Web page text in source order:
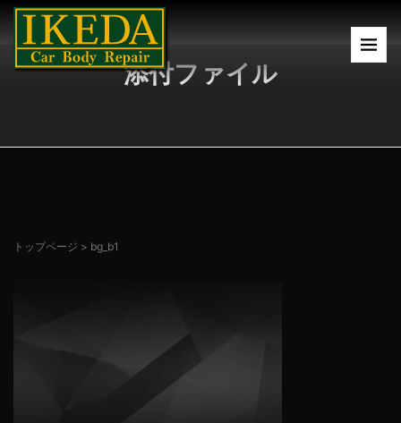
添付ファイル
トップページ > bg_b1